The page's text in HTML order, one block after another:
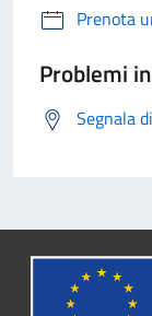
Prenota
Problemi
Segnala